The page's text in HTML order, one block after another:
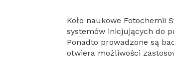
Koło naukowe Fotochemii
systemów inicjujących do
Ponadto prowadzone są
otwiera możliwości